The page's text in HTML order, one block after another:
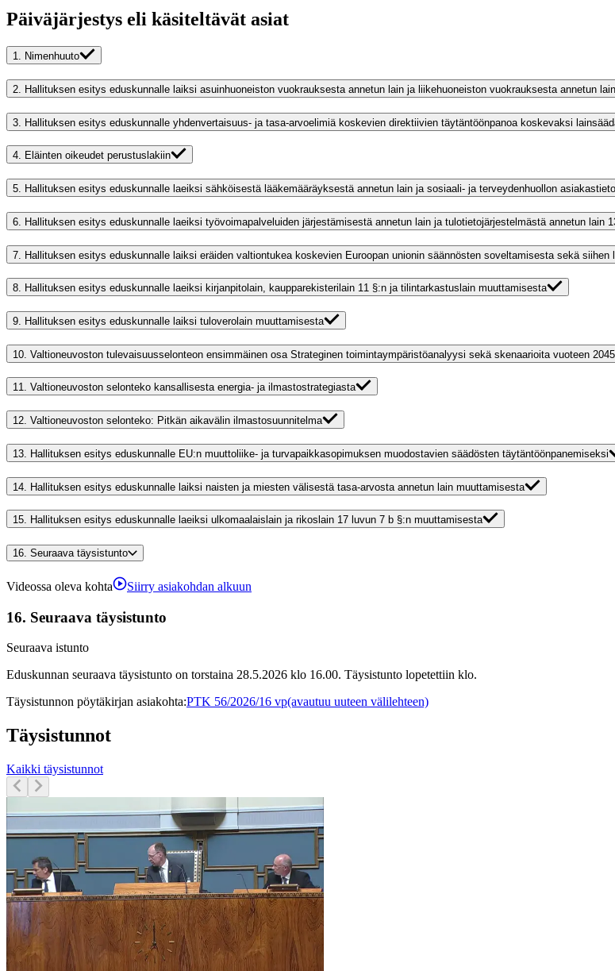
Päiväjärjestys eli käsiteltävät asiat
1. Nimenhuuto
2. Hallituksen esitys eduskunnalle laiksi asuinhuoneiston vuokrauksesta annetun lain ja liikehuoneiston vuokrauksesta annetun
3. Hallituksen esitys eduskunnalle yhdenvertaisuus- ja tasa-arvoelimiä koskevien direktiivien täytäntöönpanoa koskevaksi
4. Eläinten oikeudet perustuslakiin
5. Hallituksen esitys eduskunnalle laeiksi sähköisestä lääkemääräyksestä annetun lain ja sosiaali- ja terveydenhuollon
6. Hallituksen esitys eduskunnalle laeiksi työvoimapalveluiden järjestämisestä annetun lain ja tulotietojärjestelmästä annetun lain
7. Hallituksen esitys eduskunnalle laiksi eräiden valtiontukea koskevien Euroopan unionin säännösten soveltamisesta sekä
8. Hallituksen esitys eduskunnalle laeiksi kirjanpitolain, kaupparekisterilain 11 §:n ja tilintarkastuslain muuttamisesta
9. Hallituksen esitys eduskunnalle laiksi tuloverolain muuttamisesta
10. Valtioneuvoston tulevaisuusselonteon ensimmäinen osa Strateginen toimintaympäristöanalyysi sekä skenaarioita vuoteen 2045
11. Valtioneuvoston selonteko kansallisesta energia- ja ilmastostrategiasta
12. Valtioneuvoston selonteko: Pitkän aikavälin ilmastosuunnitelma
13. Hallituksen esitys eduskunnalle EU:n muuttoliike- ja turvapaikkasopimuksen muodostavien säädösten täytäntöönpanemiseksi
14. Hallituksen esitys eduskunnalle laiksi naisten ja miesten välisestä tasa-arvosta annetun lain muuttamisesta
15. Hallituksen esitys eduskunnalle laeiksi ulkomaalaislain ja rikoslain 17 luvun 7 b §:n muuttamisesta
16. Seuraava täysistunto
Videossa oleva kohta Siirry asiakohdan alkuun
16. Seuraava täysistunto
Seuraava istunto
Eduskunnan seuraava täysistunto on torstaina 28.5.2026 klo 16.00. Täysistunto lopetettiin klo.
Täysistunnon pöytäkirjan asiakohta:PTK 56/2026/16 vp(avautuu uuteen välilehteen)
Täysistunnot
Kaikki täysistunnot